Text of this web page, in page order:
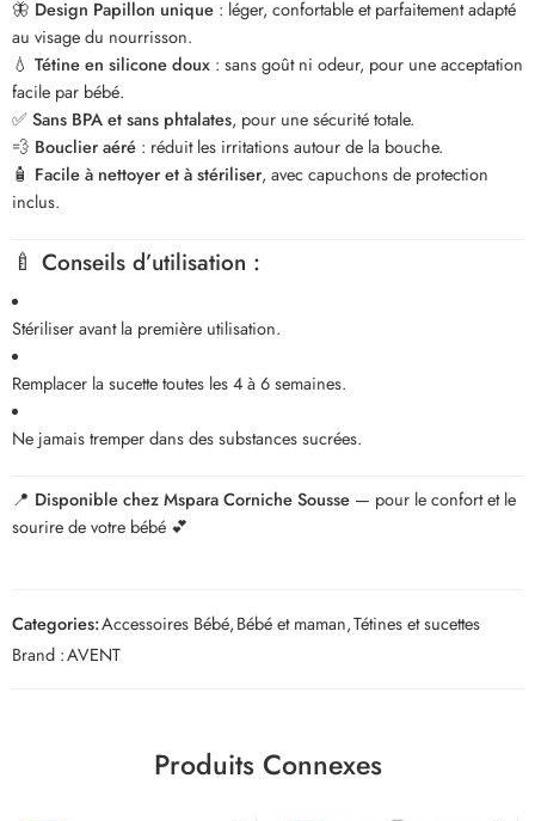
🦋 Design Papillon unique : léger, confortable et parfaitement adapté
au visage du nourrisson.
💧 Tétine en silicone doux : sans goût ni odeur, pour une acceptation
facile par bébé.
✅Sans BPA et sans phtalates, pour une sécurité totale.
💨 Bouclier aéré : réduit les irritations autour de la bouche.
🧴 Facile à nettoyer et à stériliser, avec capuchons de protection
inclus.
🍼 Conseils d’utilisation :
Stériliser avant la première utilisation.
Remplacer la sucette toutes les 4 à 6 semaines.
Ne jamais tremper dans des substances sucrées.
📍 Disponible chez Mspara Corniche Sousse — pour le confort et le
sourire de votre bébé 💕
Categories:Accessoires Bébé,Bébé et maman,Tétines et sucettes
Brand :AVENT
Produits Connexes